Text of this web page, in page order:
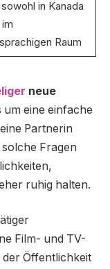
in Kanada
Raum
neue
um eine einfache
Partnerin
Fragen
ruhig halten.
Film- und TV-
Öffentlichkeit